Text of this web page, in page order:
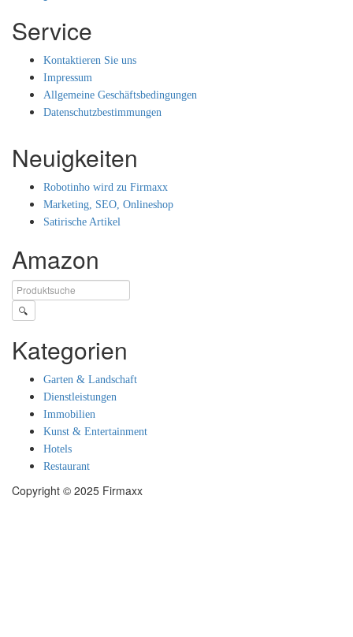
Service
Kontaktieren Sie uns
Impressum
Allgemeine Geschäftsbedingungen
Datenschutzbestimmungen
Neuigkeiten
Robotinho wird zu Firmaxx
Marketing, SEO, Onlineshop
Satirische Artikel
Amazon
🔍
Kategorien
Garten & Landschaft
Dienstleistungen
Immobilien
Kunst & Entertainment
Hotels
Restaurant
Copyright © 2025 Firmaxx